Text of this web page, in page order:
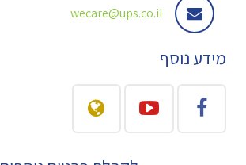
צור קשר wecare@ups.co.il
מידע נוסף